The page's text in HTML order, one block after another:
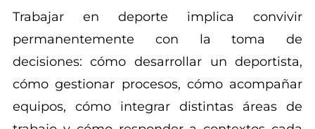
Trabajar en deporte implica convivir
permanentemente con la toma de
decisiones: cómo desarrollar un deportista,
cómo gestionar procesos, cómo acompañar
equipos, cómo integrar distintas áreas de